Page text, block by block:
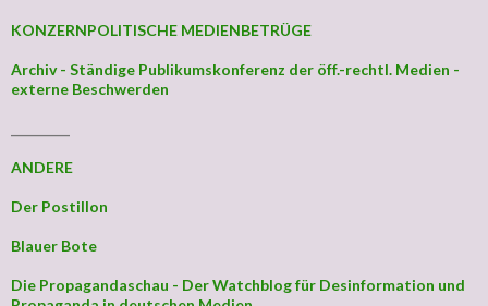
KONZERNPOLITISCHE MEDIENBETRÜGE
Archiv - Ständige Publikumskonferenz der öff.-rechtl. Medien -
externe Beschwerden
ANDERE
Der Postillon
Blauer Bote
Die Propagandaschau - Der Watchblog für Desinformation und